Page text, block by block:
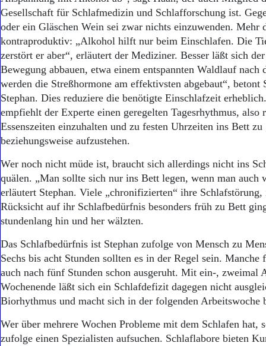
Gesellschaft für Schlafmedizin und Schlafforschung ist.
oder ein Gläschen Wein sei zwar nichts einzuwenden. Mehr
kontraproduktiv: „Alkohol hilft nur beim Einschlafen. Die
zerstört er aber“, erläutert der Mediziner. Besser läßt sich
Bewegung abbauen, etwa einem entspannten Waldlauf nach
werden die Streßhormone am effektivsten abgebaut“, betont
Stephan. Dies reduziere die benötigte Einschlafzeit
empfiehlt der Experte einen geregelten Tagesrhythmus, also
Essenszeiten einzuhalten und zu festen Uhrzeiten ins Bett zu
beziehungsweise aufzustehen.
Wer noch nicht müde ist, braucht sich allerdings nicht ins
quälen. „Man sollte sich nur ins Bett legen, wenn man auch
erläutert Stephan. Viele „chronifizierten“ ihre Schlafstörung,
Rücksicht auf ihr Schlafbedürfnis besonders früh zu Bett
stundenlang hin und her wälzten.
Das Schlafbedürfnis ist Stephan zufolge von Mensch zu
Sechs bis acht Stunden sollten es in der Regel sein. Manche
auch nach fünf Stunden schon ausgeruht. Mit ein-, zweimal
Wochenende läßt sich ein Schlafdefizit dagegen nicht
Biorhythmus und macht sich in der folgenden Arbeitswoche
Wer über mehrere Wochen Probleme mit dem Schlafen hat,
zufolge einen Spezialisten aufsuchen. Schlaflabore bieten